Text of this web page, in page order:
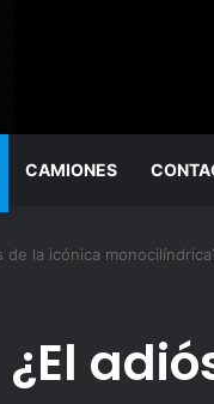
CAMIONES
de la icónica
¿El